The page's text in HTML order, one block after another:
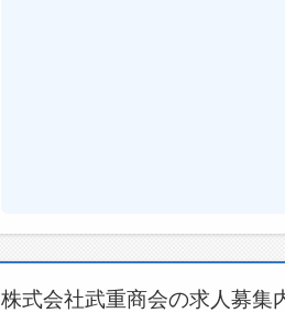
株式会社武重商会の求人募集